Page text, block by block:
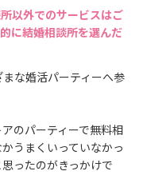
以外でのサービスはご
に結婚相談所を選んだ
な婚活パーティーへ参
のパーティーで無料相
うまくいっていなかっ
ったのがきっかけで